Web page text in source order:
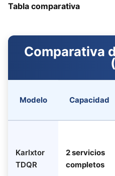
Tabla comparativa
Comparativa
Modelo Capacidad
Karlxtor
TDQR
2 servicios
completos